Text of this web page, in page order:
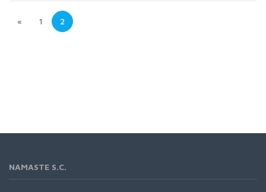
« 1 2
NAMASTE S.C.